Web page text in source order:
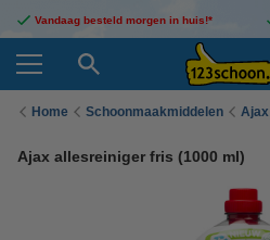
Vandaag besteld morgen in huis!*
Home Schoonmaakmiddelen Ajax
Ajax allesreiniger fris (1000 ml)